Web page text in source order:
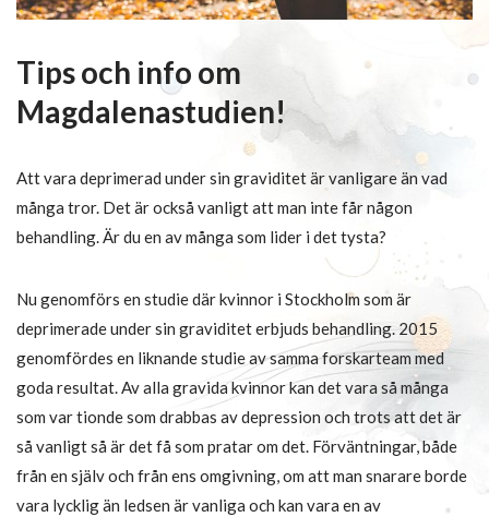
Tips och info om
Magdalenastudien!
Att vara deprimerad under sin graviditet är vanligare än vad
många tror. Det är också vanligt att man inte får någon
behandling. Är du en av många som lider i det tysta?
Nu genomförs en studie där kvinnor i Stockholm som är
deprimerade under sin graviditet erbjuds behandling. 2015
genomfördes en liknande studie av samma forskarteam med
goda resultat. Av alla gravida kvinnor kan det vara så många
som var tionde som drabbas av depression och trots att det är
så vanligt så är det få som pratar om det. Förväntningar, både
från en själv och från ens omgivning, om att man snarare borde
vara lycklig än ledsen är vanliga och kan vara en av